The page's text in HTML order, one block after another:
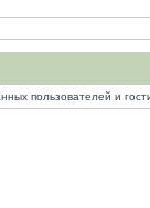
пользователей и